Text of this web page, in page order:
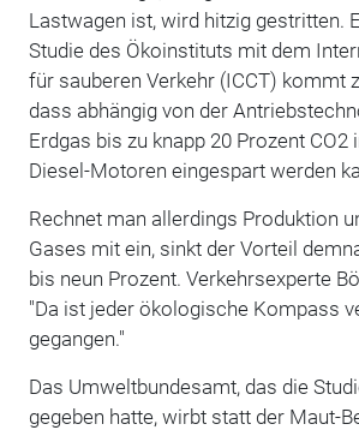
Lastwagen ist, wird hitzig gestritten.
Studie des Ökoinstituts mit dem
für sauberen Verkehr (ICCT) kommt
dass abhängig von der
Erdgas bis zu knapp 20 Prozent CO2
Diesel-Motoren eingespart werden
Rechnet man allerdings Produktion
Gases mit ein, sinkt der Vorteil
bis neun Prozent. Verkehrsexperte
"Da ist jeder ökologische Kompass
gegangen."
Das Umweltbundesamt, das die
gegeben hatte, wirbt statt der Maut-